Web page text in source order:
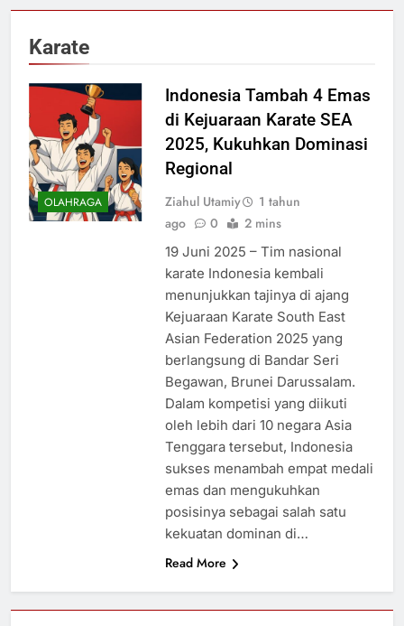
Karate
OLAHRAGA
Indonesia Tambah 4 Emas
di Kejuaraan Karate SEA
2025, Kukuhkan Dominasi
Regional
Ziahul Utamiy
1 tahun
ago
0 2 mins
19 Juni 2025 – Tim nasional
karate Indonesia kembali
menunjukkan tajinya di ajang
Kejuaraan Karate South East
Asian Federation 2025 yang
berlangsung di Bandar Seri
Begawan, Brunei Darussalam.
Dalam kompetisi yang diikuti
oleh lebih dari 10 negara Asia
Tenggara tersebut, Indonesia
sukses menambah empat medali
emas dan mengukuhkan
posisinya sebagai salah satu
kekuatan dominan di…
Read More